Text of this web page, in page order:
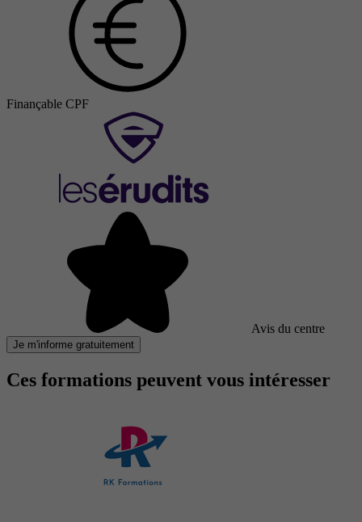
Finançable CPF
Avis du centre
Je m'informe gratuitement
Ces formations peuvent vous intéresser